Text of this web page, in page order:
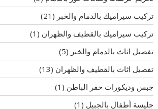
تركيب سيراميك بالدمام والخبر (21)
تركيب سيراميك بالقطيف والظهران (1)
تفصيل اثاث بالدمام والخبر (5)
تفصيل اثاث بالقطيف والظهران (13)
جبس وديكورات حفر الباطن (1)
جليسة أطفال بالجبيل (1)